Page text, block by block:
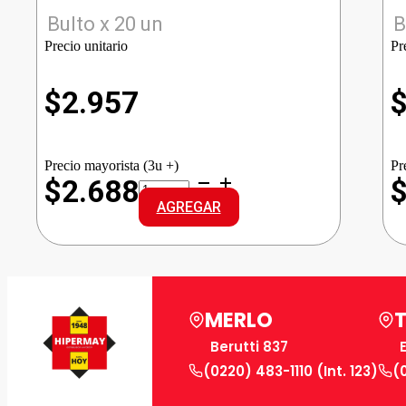
Bulto x 20 un
Precio unitario
$2.957
Precio mayorista (3u +)
$2.688PALADINI
PAPAS
BASTON
cantidad
AGREGAR
$
MERLO
Berutti 837
(0220) 483-1110 (Int. 123)